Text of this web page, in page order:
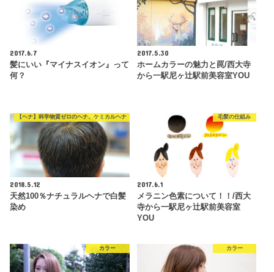
2017.6.7
髪にいい『マイナスイオン』って
何？
2017.5.30
ホームカラーの魅力と罠/西大寺
から一駅尼ヶ辻駅前美容室YOU
【ヘナ】科学物質ゼロのヘナ、ケミカルヘナ
2018.5.12
天然100％ナチュラルヘナで白髪
染め
毛髪の仕組み
2017.6.1
メラニン色素について！！/西大
寺から一駅尼ヶ辻駅前美容室
YOU
カラー カラー